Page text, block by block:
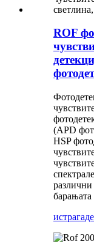
ROF
(APD
HSP
барањата
истрага